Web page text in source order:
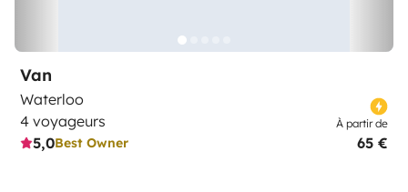
Van
Waterloo
4 voyageurs
5,0Best Owner
À partir de
65 €